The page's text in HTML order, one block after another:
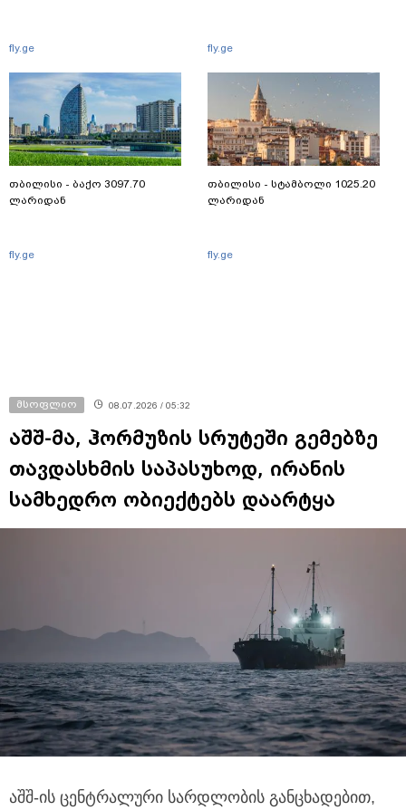
fly.ge
თბილისი - ბაქო 3097.70
ლარიდან
fly.ge
fly.ge
თბილისი - სტამბოლი 1025.20
ლარიდან
fly.ge
მსოფლიო 08.07.2026 / 05:32
აშშ-მა, ჰორმუზის სრუტეში გემებზე
თავდასხმის საპასუხოდ, ირანის
სამხედრო ობიექტებს დაარტყა
აშშ-ის ცენტრალური სარდლობის განცხადებით,